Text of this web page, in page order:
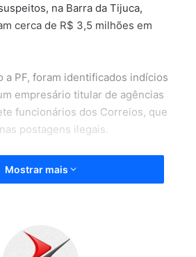
na Barra da Tijuca,
cerca de R$ 3,5 milhões em
a PF, foram identificados indícios
empresário titular de agências
funcionários dos Correios, que
postagens ilegais.
da PF no Rio, na
madrugada, para cumprir seis
Mostrar mais